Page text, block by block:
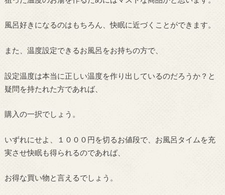
風呂好きになるのはもちろん、快眠に近づくことができます。
また、温度設定できるお風呂をお持ちの方で、
設定温度は本当に正しい温度を作り出しているのだろうか？と
疑問を持たれた方であれば、
購入の一択でしょう。
いずれにせよ、１０００円を切るお値段で、お風呂タイムを充
実させ快眠も得られるのであれば、
お得な買い物と言えるでしょう。